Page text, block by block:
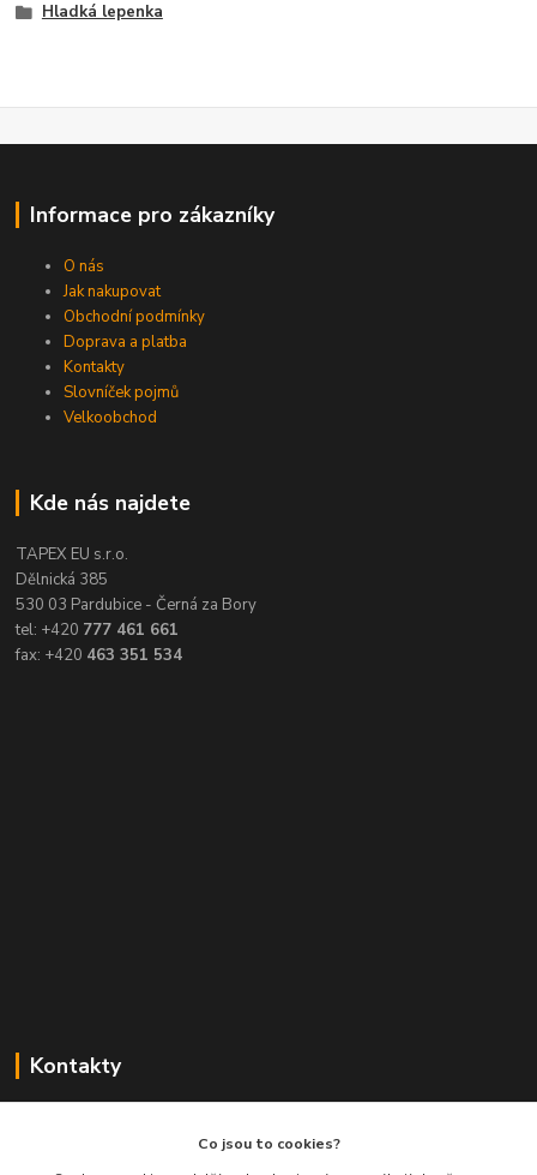
Hladká lepenka
Informace pro zákazníky
O nás
Jak nakupovat
Obchodní podmínky
Doprava a platba
Kontakty
Slovníček pojmů
Velkoobchod
Kde nás najdete
TAPEX EU s.r.o.
Dělnická 385
530 03 Pardubice - Černá za Bory
tel: +420 777 461 661
fax: +420 463 351 534
Kontakty
Co jsou to cookies?